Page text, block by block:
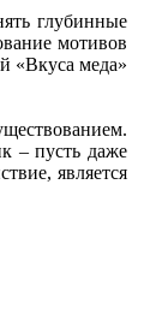
глубинные
мотивов
«Вкуса меда»
– пусть даже
является